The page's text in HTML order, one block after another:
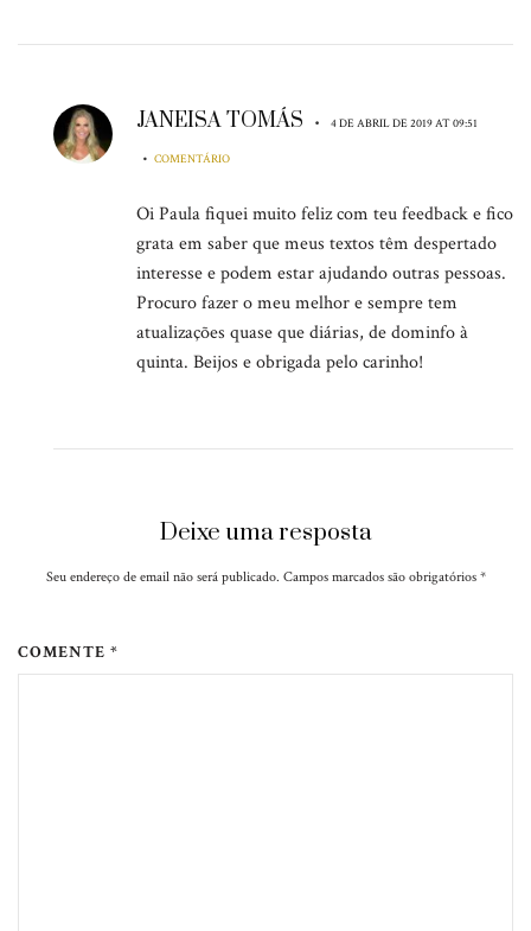
JANEISA TOMÁS • 4 DE ABRIL DE 2019 AT 09:51
• COMENTÁRIO
Oi Paula fiquei muito feliz com teu feedback e fico
grata em saber que meus textos têm despertado
interesse e podem estar ajudando outras pessoas.
Procuro fazer o meu melhor e sempre tem
atualizações quase que diárias, de dominfo à
quinta. Beijos e obrigada pelo carinho!
Deixe uma resposta
Seu endereço de email não será publicado. Campos marcados são obrigatórios *
COMENTE *